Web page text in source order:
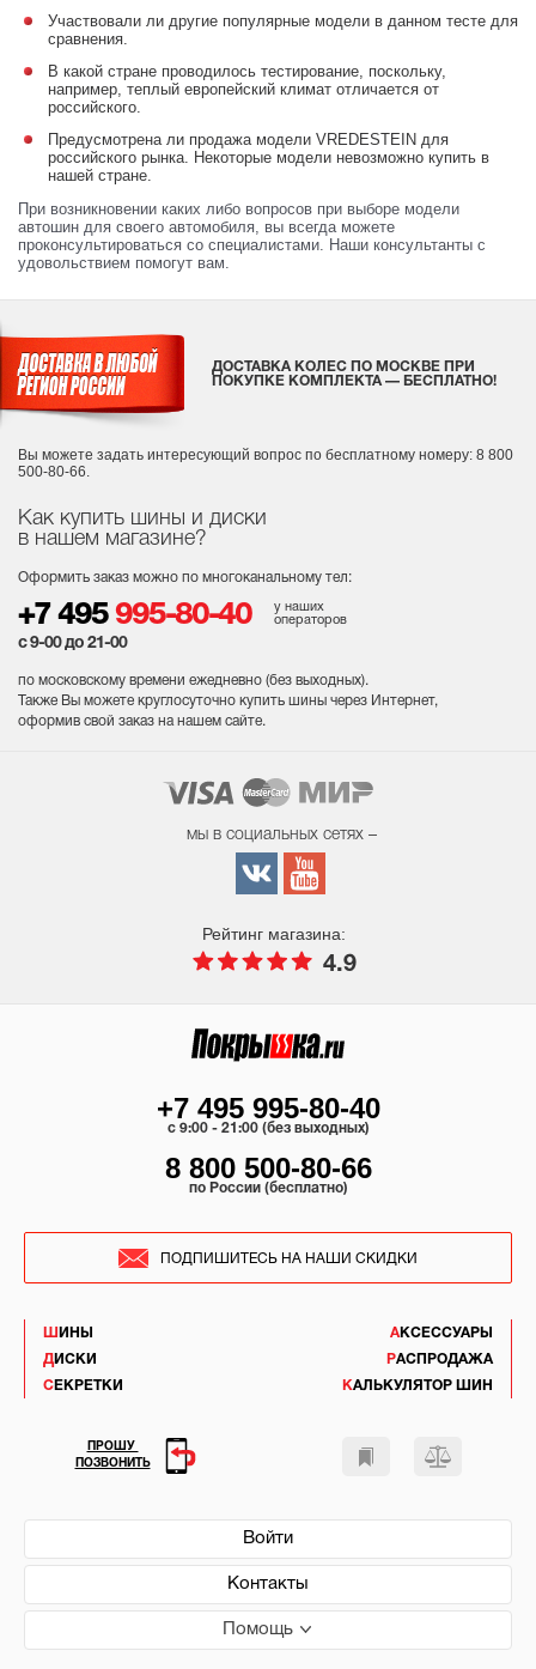
Участвовали ли другие популярные модели в данном тесте для
сравнения.
В какой стране проводилось тестирование, поскольку,
например, теплый европейский климат отличается от
российского.
Предусмотрена ли продажа модели VREDESTEIN для
российского рынка. Некоторые модели невозможно купить в
нашей стране.
При возникновении каких либо вопросов при выборе модели
автошин для своего автомобиля, вы всегда можете
проконсультироваться со специалистами. Наши консультанты с
удовольствием помогут вам.
Как купить шины и диски
в нашем магазине?
Оформить заказ можно по многоканальному тел:
+7 495 995-80-40
у наших
операторов
с 9-00 до 21-00
по московскому времени ежедневно (без выходных).
Также Вы можете круглосуточно купить шины через Интернет,
оформив свой заказ на нашем сайте.
ДОСТАВКА КОЛЕС ПО МОСКВЕ ПРИ
ПОКУПКЕ КОМПЛЕКТА — БЕСПЛАТНО!
Вы можете задать интересующий вопрос по бесплатному номеру: 8 800
500-80-66.
мы в социальных сетях –
Рейтинг магазина:
4.9
ШИНЫ
ДИСКИ
СЕКРЕТКИ
АКСЕССУАРЫ
РАСПРОДАЖА
КАЛЬКУЛЯТОР ШИН
Войти
Контакты
Помощь
+7 495 995-80-40
c 9:00 - 21:00 (без выходных)
8 800 500-80-66
по России (бесплатно)
ПОДПИШИТЕСЬ НА НАШИ СКИДКИ
ПРОШУ
ПОЗВОНИТЬ